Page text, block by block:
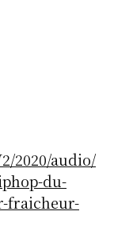
2020/audio/
du-
fraicheur-